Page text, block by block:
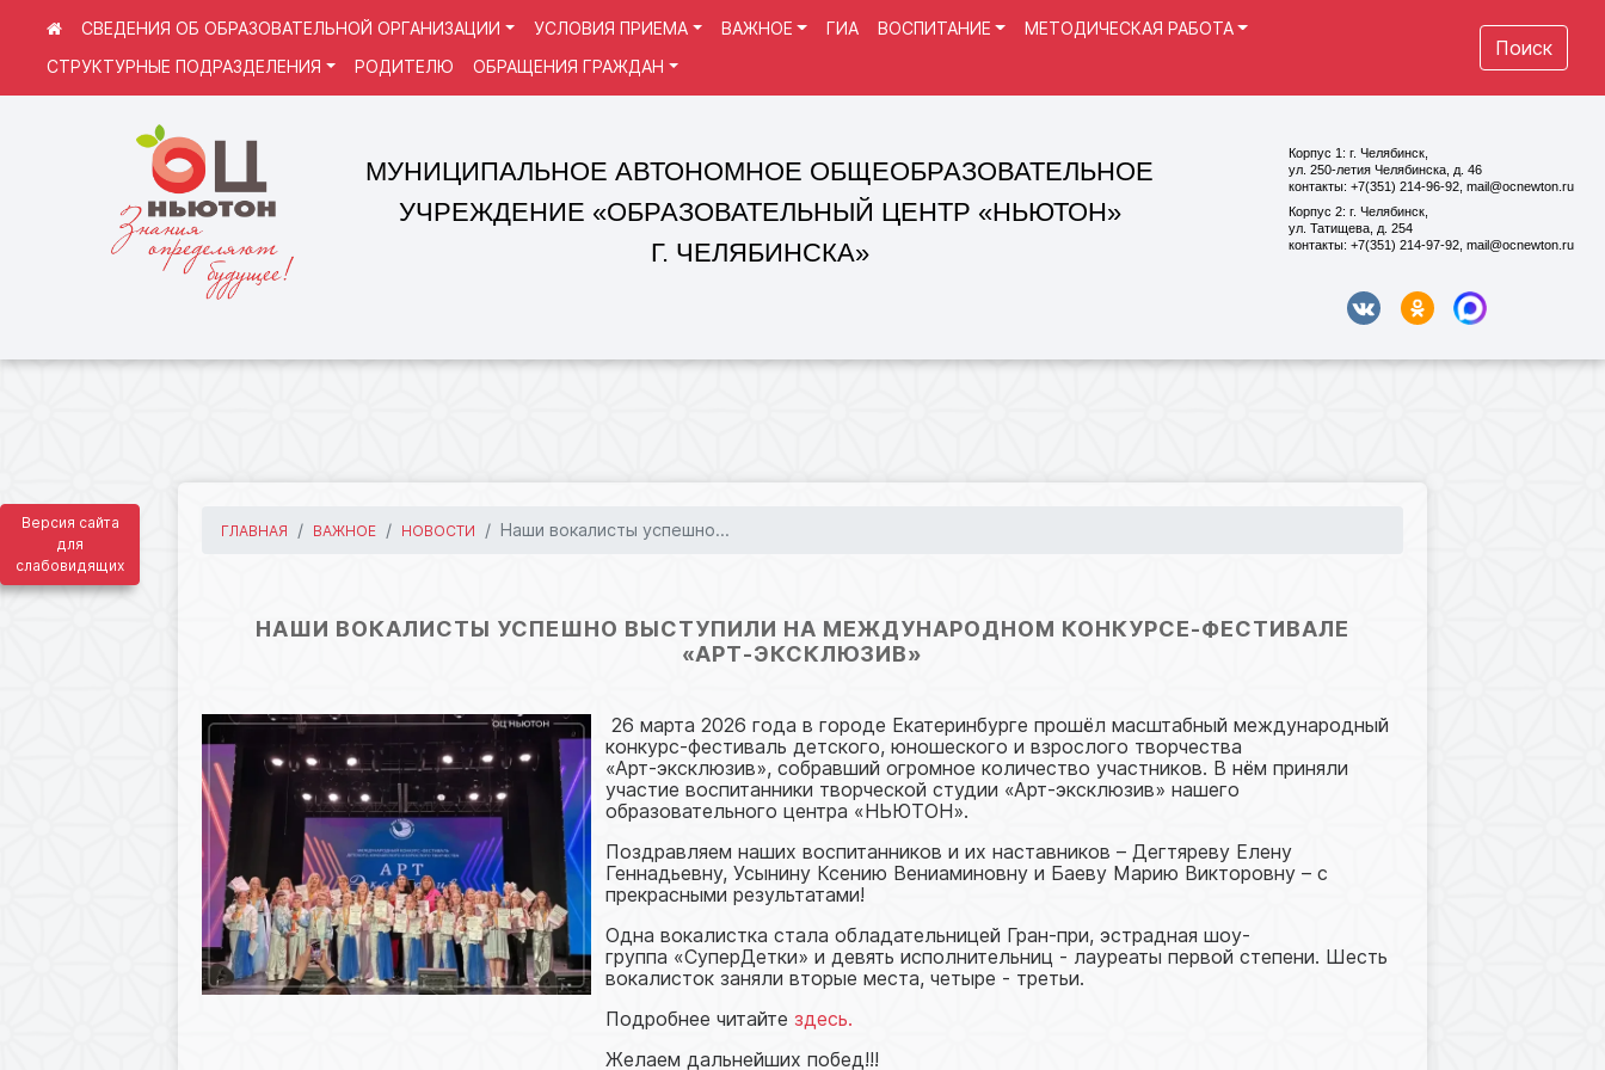
Версия сайта
для
слабовидящих
СВЕДЕНИЯ ОБ ОБРАЗОВАТЕЛЬНОЙ ОРГАНИЗАЦИИ УСЛОВИЯ ПРИЕМА ВАЖНОЕ ГИА ВОСПИТАНИЕ
МЕТОДИЧЕСКАЯ РАБОТА
СТРУКТУРНЫЕ ПОДРАЗДЕЛЕНИЯ
РОДИТЕЛЮ ОБРАЩЕНИЯ ГРАЖДАН
Поиск
ул. 250-летия Челябинска, д. 46
контакты: +7(351) 214-96-92, mail@ocnewton.ru
контакты: +7(351) 214-97-92, mail@ocnewton.ru
УЧРЕЖДЕНИЕ «ОБРАЗОВАТЕЛЬНЫЙ ЦЕНТР «НЬЮТОН»
Г. ЧЕЛЯБИНСКА»
ГЛАВНАЯ ВАЖНОЕ НОВОСТИ Наши вокалисты успешно...
НАШИ ВОКАЛИСТЫ УСПЕШНО ВЫСТУПИЛИ НА МЕЖДУНАРОДНОМ КОНКУРСЕ-ФЕСТИВАЛЕ
«АРТ‑ЭКСКЛЮЗИВ»
26 марта 2026 года в городе Екатеринбурге прошёл масштабный международный
конкурс‑фестиваль детского, юношеского и взрослого творчества
«Арт‑эксклюзив», собравший огромное количество участников. В нём приняли
участие воспитанники творческой студии «Арт‑эксклюзив» нашего
образовательного центра «НЬЮТОН».
Поздравляем наших воспитанников и их наставников – Дегтяреву Елену
Геннадьевну, Усынину Ксению Вениаминовну и Баеву Марию Викторовну – с
прекрасными результатами!
Одна вокалистка стала обладательницей Гран-при, эстрадная шоу-
группа «СуперДетки» и девять исполнительниц - лауреаты первой степени. Шесть
вокалисток заняли вторые места, четыре - третьи.
Подробнее читайте здесь.
Желаем дальнейших побед!!!